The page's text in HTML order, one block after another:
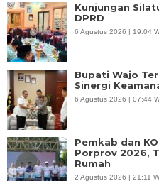
Kunjungan
DPRD
6 Agustus 2026 | 19:04
Bupati Wajo
Sinergi
6 Agustus 2026 | 07:44
Pemkab dan
Porprov 2026,
Rumah
2 Agustus 2026 | 21:11